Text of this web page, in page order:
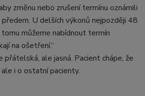
změnu nebo zrušení termínu oznámili
U delších výkonů nejpozději 48
můžeme nabídnout termín
na ošetření.“
přátelská, ale jasná. Pacient chápe, že
i o ostatní pacienty.